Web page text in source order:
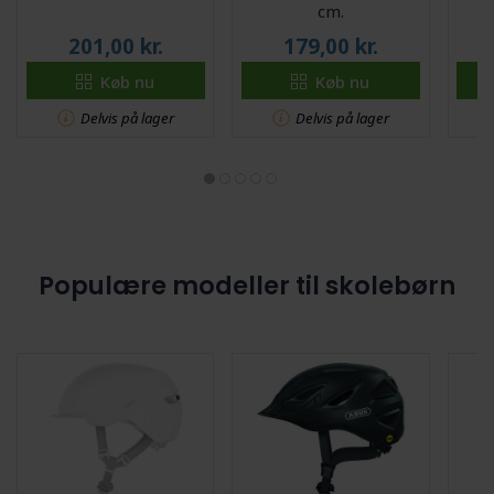
201,00 kr.
Køb nu
Delvis på lager
cm.
179,00 kr.
Køb nu
Delvis på lager
Populære modeller til skolebørn